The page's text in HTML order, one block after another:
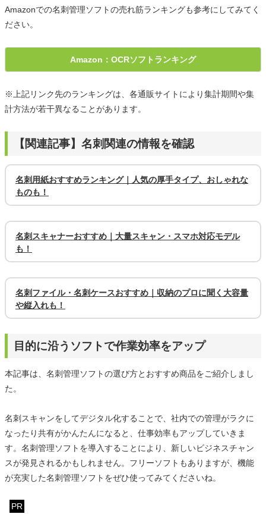
Amazonでの名刺管理ソフトの売れ筋ランキングも参考にしてみてく
ださい。
Amazon：OCRソフトランキング
※上記リンク先のランキングは、各通販サイトにより集計期間や集
計方法が若干異なることがあります。
【関連記事】名刺関連の情報を確認
名刺用紙おすすめランキング｜人気の厚手タイプ、おしゃれな
ものも！
名刺スキャナーおすすめ｜大量スキャン・スマホ対応モデル
も！
名刺ファイル・名刺ケースおすすめ｜収納のプロに聞く大容量
や縦入れも！
目的に沿うソフトで作業効率をアップ
本記事は、名刺管理ソフトの選び方とおすすめ商品をご紹介しまし
た。
名刺スキャンをしてデジタル化することで、社内での管理がラクに
なったり共有がかんたんになると、仕事効率もアップしていきま
す。名刺管理ソフトを導入することにより、新しいビジネスチャン
スが発見されるかもしれません。フリーソフトもありますが、機能
が充実した名刺管理ソフトをぜひ使ってみてくださいね。
PR